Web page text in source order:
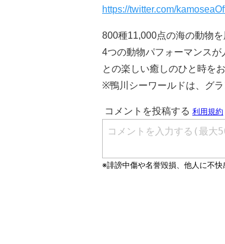
https://twitter.com/
800種11,000点の海の動物
4つの動物パフォーマンス
との楽しい癒しのひと時を
※鴨川シーワールドは、グ